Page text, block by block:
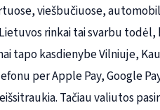
viešbučiuose,
rinkai tai svarbu todėl,
tapo kasdienybe Vilniuje,
per Apple Pay, Google
Tačiau valiutos